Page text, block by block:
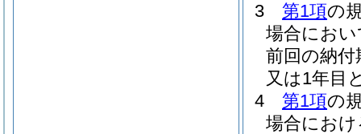
3
第1項の
場合にお
前回の納
又は1年目
4
第1項の
場合にお